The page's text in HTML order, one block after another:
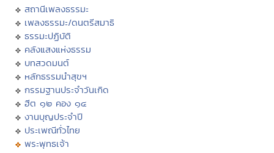
สถานีเพลงธรรมะ
เพลงธรรมะ/ดนตรีสมาธิ
ธรรมะปฏิบัติ
คลังแสงแห่งธรรม
บทสวดมนต์
หลักธรรมนำสุขฯ
กรรมฐานประจำวันเกิด
ฮีต ๑๒ คอง ๑๔
งานบุญประจำปี
ประเพณีทั่วไทย
พระพุทธเจ้า